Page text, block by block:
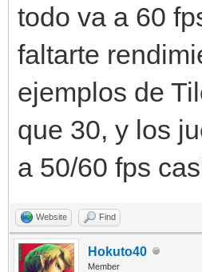
def
self.x >
f.x,self.y)
todo va a 60
faltarte
ejemplos de
que 30, y los
a 50/60 fps
Website Find
Hokuto40
Member